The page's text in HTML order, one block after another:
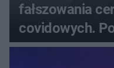
fałszowania
covidowych.
zamyka sprawę